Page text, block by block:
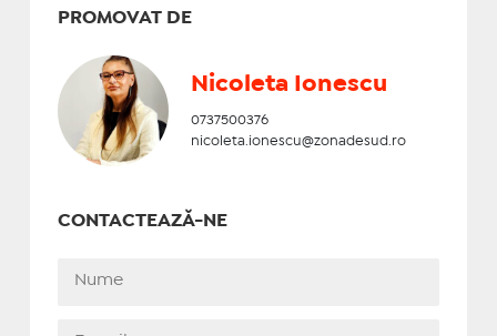
PROMOVAT DE
Nicoleta Ionescu
0737500376
nicoleta.ionescu@zonadesud.ro
CONTACTEAZĂ-NE